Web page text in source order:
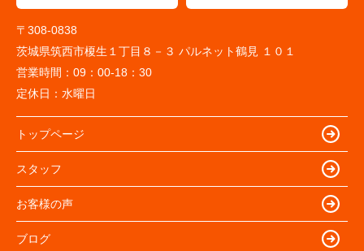
〒308-0838
茨城県筑西市榎生１丁目８－３ パルネット鶴見 １０１
営業時間： 09：00-18：30
定休日： 水曜日
トップページ
スタッフ
お客様の声
ブログ